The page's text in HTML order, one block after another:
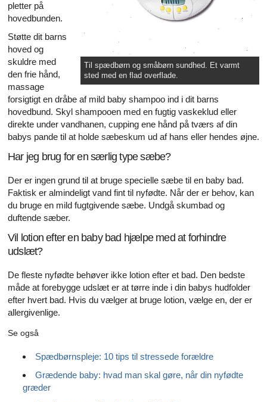
Til spædbørn og småbørn sundhed. Et varmt
sted med en flad overflade.
pletter på
hovedbunden.
Støtte dit barns
hoved og
skuldre med
den frie hånd,
massage
forsigtigt en dråbe af mild baby shampoo ind i dit barns
hovedbund. Skyl shampooen med en fugtig vaskeklud eller
direkte under vandhanen, cupping ene hånd på tværs af din
babys pande til at holde sæbeskum ud af hans eller hendes øjne.
Har jeg brug for en særlig type sæbe?
Der er ingen grund til at bruge specielle sæbe til en baby bad.
Faktisk er almindeligt vand fint til nyfødte. Når der er behov, kan
du bruge en mild fugtgivende sæbe. Undgå skumbad og
duftende sæber.
Vil lotion efter en baby bad hjælpe med at forhindre
udslæt?
De fleste nyfødte behøver ikke lotion efter et bad. Den bedste
måde at forebygge udslæt er at tørre inde i din babys hudfolder
efter hvert bad. Hvis du vælger at bruge lotion, vælge en, der er
allergivenlige.
Se også
Spædbørnspleje: 10 tips til stressede forældre
Grædende baby: hvad man skal gøre, når din nyfødte
græder